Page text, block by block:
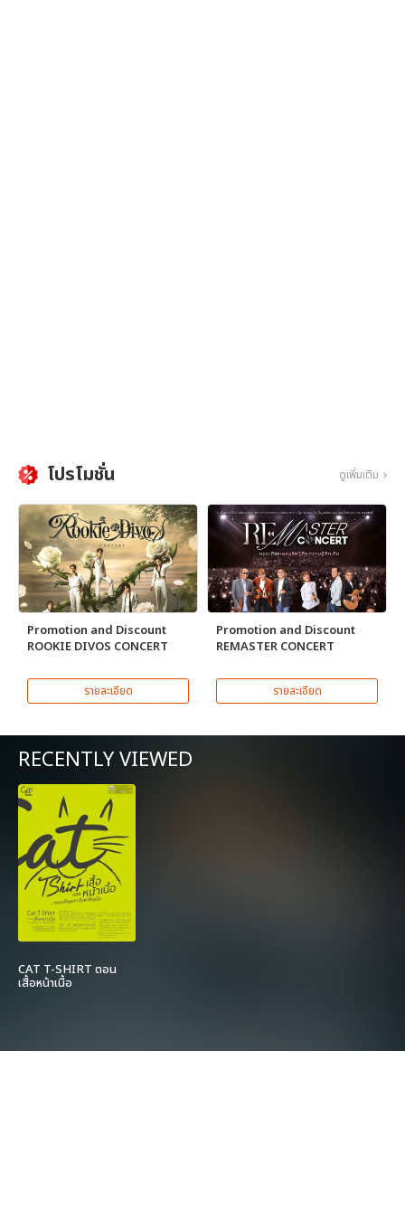
โปรโมชั่น ดูเพิ่มเติม
Promotion and Discount
ROOKIE DIVOS CONCERT
รายละเอียด
Promotion and Discount
REMASTER CONCERT
รายละเอียด
RECENTLY VIEWED
CAT T-SHIRT ตอน
เสื้อหน้าเนื้อ